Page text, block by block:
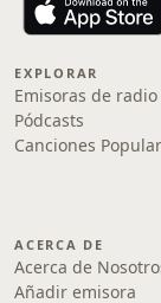
EXPLORAR
Emisoras de radio
Pódcasts
Canciones
ACERCA DE
Acerca de
Añadir emisora